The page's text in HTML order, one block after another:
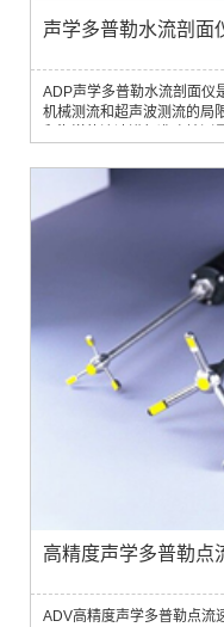
声学多普勒水流剖
ADP声学多普勒水流剖面仪
机械测流和超声波测流的局
高精度声学多普勒
ADV高精度声学多普勒点流